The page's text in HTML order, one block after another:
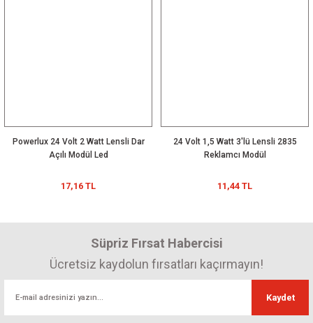
Powerlux 24 Volt 2 Watt Lensli Dar
Açılı Modül Led
17,16 TL
24 Volt 1,5 Watt 3'lü Lensli 2835
Reklamcı Modül
11,44 TL
Süpriz Fırsat Habercisi
Ücretsiz kaydolun fırsatları kaçırmayın!
Kaydet